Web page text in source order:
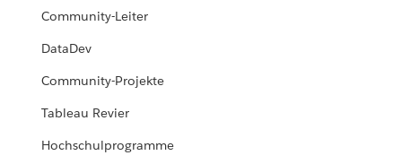
Community-Leiter
DataDev
Community-Projekte
Tableau Revier
Hochschulprogramme